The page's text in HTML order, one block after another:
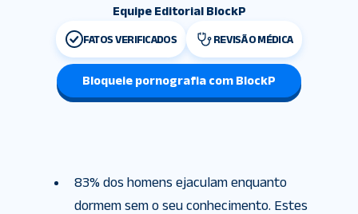
Equipe Editorial BlockP
FATOS VERIFICADOS REVISÃO MÉDICA
Bloqueie pornografia com BlockP
83% dos homens ejaculam enquanto
dormem sem o seu conhecimento. Estes